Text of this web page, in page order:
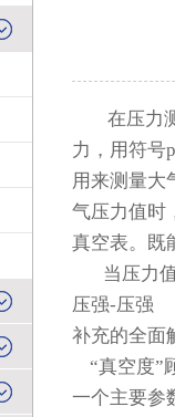
在压力测
力，用符号
用来测量大
气压力值时
真空表。既
当压力
压强-压强
补充的全面
“真空度”
一个主要参